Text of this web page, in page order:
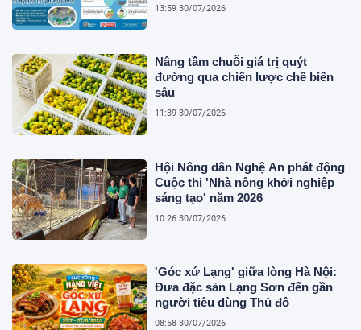
13:59 30/07/2026
Nâng tầm chuỗi giá trị quýt
đường qua chiến lược chế biến
sâu
11:39 30/07/2026
Hội Nông dân Nghệ An phát động
Cuộc thi 'Nhà nông khởi nghiệp
sáng tạo' năm 2026
10:26 30/07/2026
'Góc xứ Lạng' giữa lòng Hà Nội:
Đưa đặc sản Lạng Sơn đến gần
người tiêu dùng Thủ đô
08:58 30/07/2026